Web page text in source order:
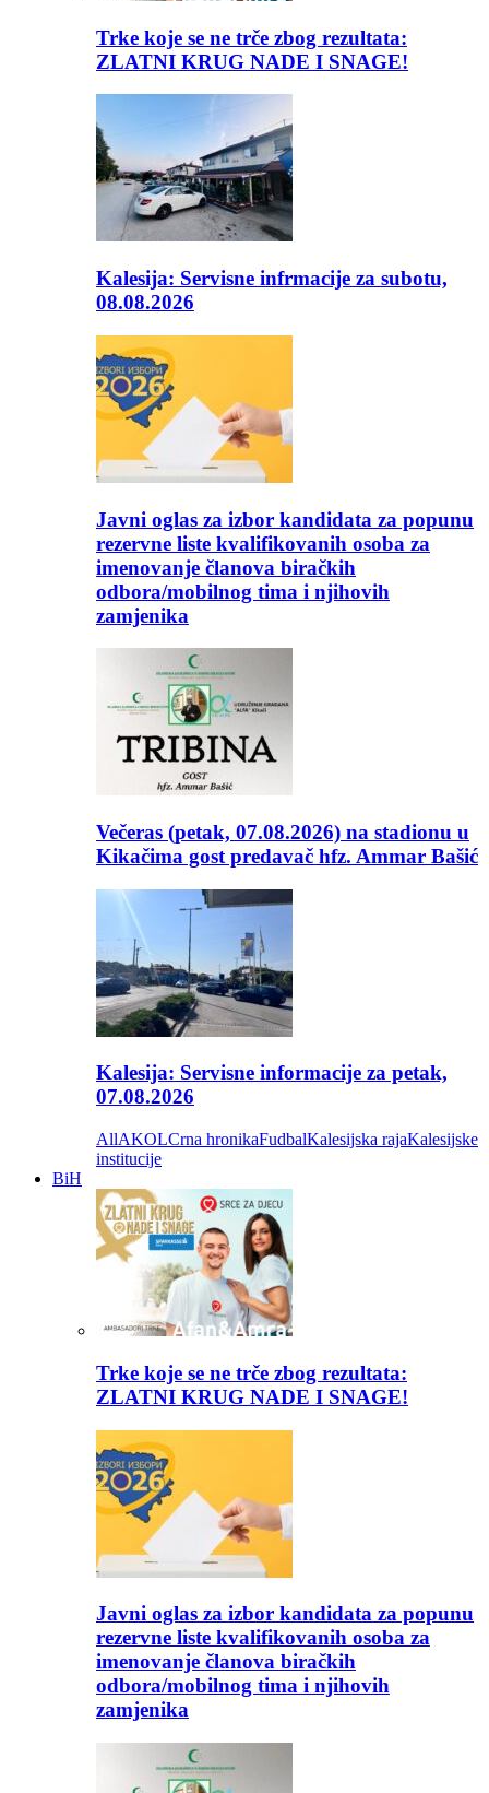
Trke koje se ne trče zbog rezultata:
ZLATNI KRUG NADE I SNAGE!
Kalesija: Servisne infrmacije za subotu,
08.08.2026
Javni oglas za izbor kandidata za popunu
rezervne liste kvalifikovanih osoba za
imenovanje članova biračkih
odbora/mobilnog tima i njihovih
zamjenika
Večeras (petak, 07.08.2026) na stadionu u
Kikačima gost predavač hfz. Ammar Bašić
Kalesija: Servisne informacije za petak,
07.08.2026
AllAKOLCrna hronikaFudbalKalesijska rajaKalesijske
institucije
BiH
Trke koje se ne trče zbog rezultata:
ZLATNI KRUG NADE I SNAGE!
Javni oglas za izbor kandidata za popunu
rezervne liste kvalifikovanih osoba za
imenovanje članova biračkih
odbora/mobilnog tima i njihovih
zamjenika